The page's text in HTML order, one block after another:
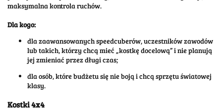
maksymalna kontrola ruchów.
Dla kogo:
dla zaawansowanych speedcuberów, uczestników zawodów
lub takich, którzy chcą mieć „kostkę docelową” i nie planują
jej zmieniać przez długi czas;
dla osób, które budżetu się nie boją i chcą sprzętu światowej
klasy.
Kostki 4x4